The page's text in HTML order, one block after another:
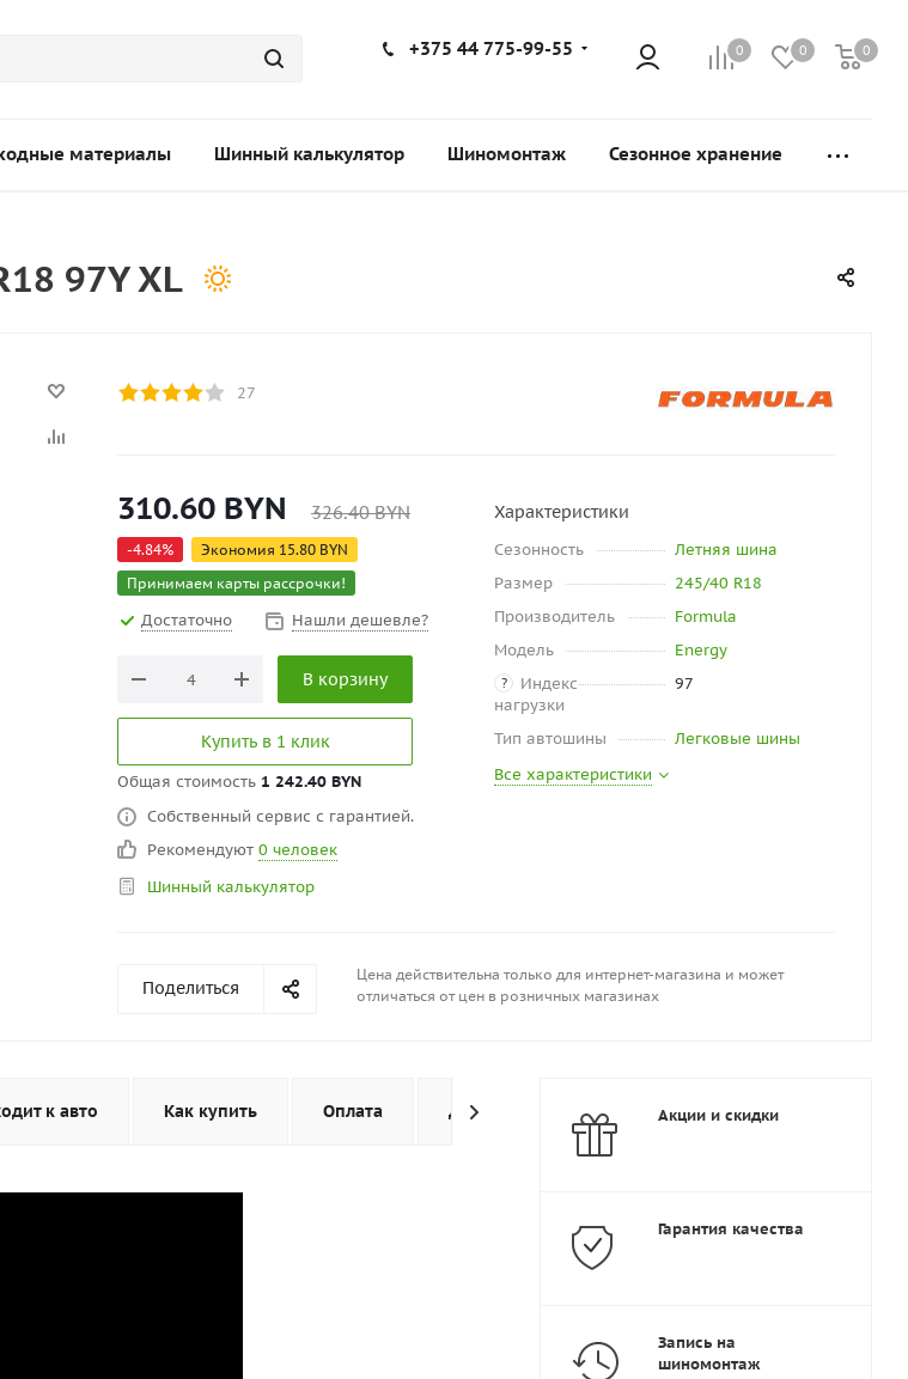
0 0 0
+375 44 775-99-55
материалы Шинный калькулятор Шиномонтаж Сезонное хранение
97Y XL
27
310.60 BYN 326.40BYN
-4.84% Экономия 15.80 BYN
Принимаем карты рассрочки!
Достаточно Нашли дешевле?
В корзину
Купить в 1 клик
Общая стоимость 1 242.40 BYN
Собственный сервис с гарантией.
Рекомендуют 0 человек
Шинный калькулятор
Характеристики
Сезонность
Летняя шина
Размер
245/40 R18
Производитель
Formula
Модель
Energy
?
Индекс
нагрузки
97
Тип автошины
Легковые шины
Все характеристики
Поделиться
Цена действительна только для интернет-магазина и может
отличаться от цен в розничных магазинах
к авто Как купить Оплата Доставка Дополнительно
Акции и скидки
Гарантия качества
Запись на
шиномонтаж